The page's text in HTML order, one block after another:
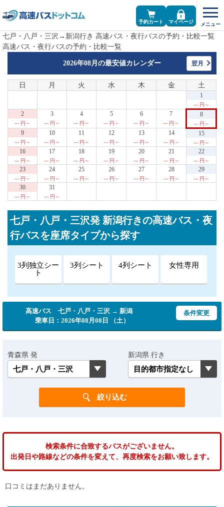
予約カート マイページ
七戸・八戸・三沢→新潟行き 高速バス・夜行バスの予約・比較一覧
高速バス・夜行バスの予約・比較一覧
2026年08月の最安値カレンダー 翌月
日 月 火 水 木 金 土
1
--- 円～
2
--- 円～
3
--- 円～
4
--- 円～
5
--- 円～
6
--- 円～
7
--- 円～
8
--- 円～
9
--- 円～
10
--- 円～
11
--- 円～
12
--- 円～
13
--- 円～
14
--- 円～
15
--- 円～
16
--- 円～
17
--- 円～
18
--- 円～
19
--- 円～
20
--- 円～
21
--- 円～
22
--- 円～
23
--- 円～
24
--- 円～
25
--- 円～
26
--- 円～
27
--- 円～
28
--- 円～
29
--- 円～
30
--- 円～
31
--- 円～
七戸・八戸・三沢発 新潟行きの高速バス・夜
行バスを座席タイプから探す
3列独立シー
ト
3列シート 4列シート 女性専用
高速バス 七戸・八戸・三沢 → 新潟
乗車日：2026年08月08日 （土）
条件変更
青森県 発 新潟県 行き
検索条件に合致するバスがございません。
出発日や路線などの条件を変えて、再度検索をお願い致します。
口コミはまだありません。